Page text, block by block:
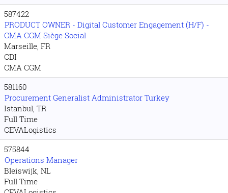
587422
PRODUCT OWNER - Digital Customer Engagement (H/F) -
CMA CGM Siège Social
Marseille, FR
CDI
CMA CGM
581160
Procurement Generalist Administrator Turkey
Istanbul, TR
Full Time
CEVALogistics
575844
Operations Manager
Bleiswijk, NL
Full Time